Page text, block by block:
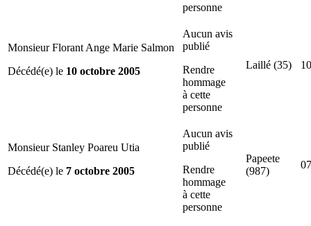
personne
Monsieur Florant Ange Marie Salmon
Décédé(e) le 10 octobre 2005
Aucun avis
publié
Rendre
hommage
à cette
personne
Laillé (35)
Monsieur Stanley Poareu Utia
Décédé(e) le 7 octobre 2005
Aucun avis
publié
Rendre
hommage
à cette
personne
Papeete
(987)